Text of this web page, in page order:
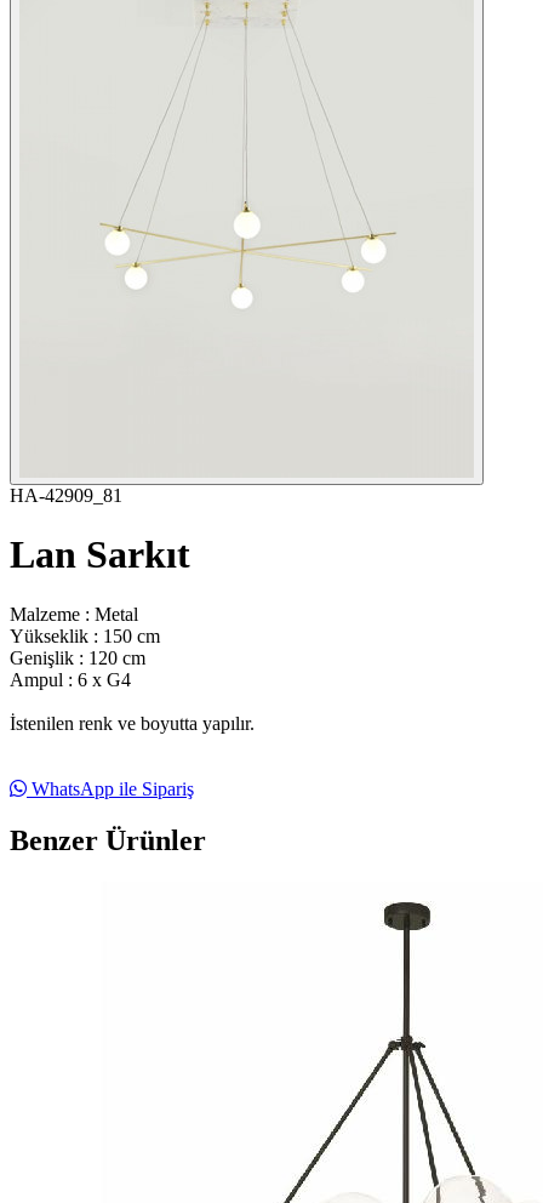
HA-42909_81
Lan Sarkıt
Malzeme : Metal
Yükseklik : 150 cm
Genişlik : 120 cm
Ampul : 6 x G4
İstenilen renk ve boyutta yapılır.
WhatsApp ile Sipariş
Benzer Ürünler